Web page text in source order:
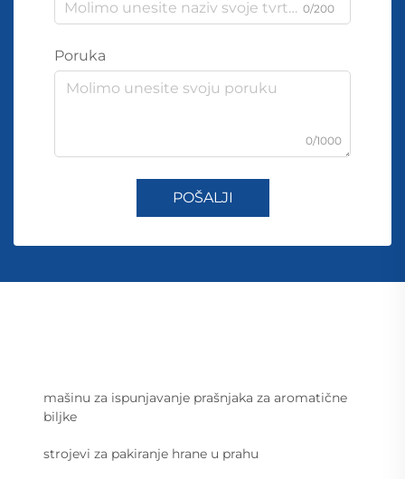
0/200
Poruka
0/1000
POŠALJI
mašinu za ispunjavanje prašnjaka za aromatične
biljke
strojevi za pakiranje hrane u prahu